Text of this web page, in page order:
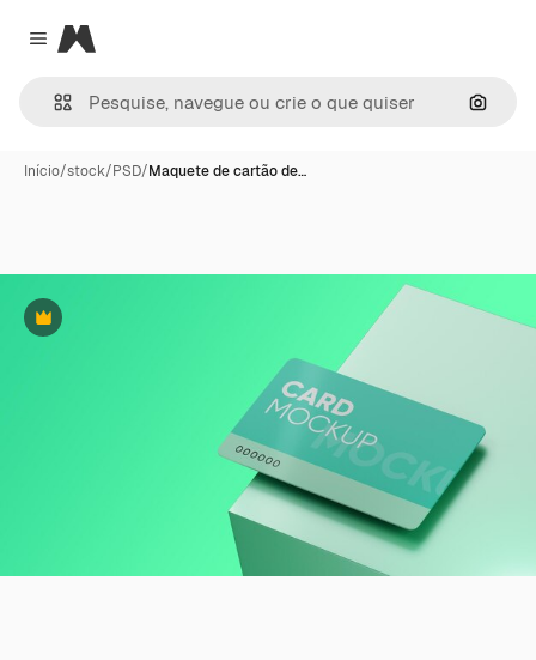
Close menu
Magnific
Início/stock/PSD/Maquete de cartão de…
Premium